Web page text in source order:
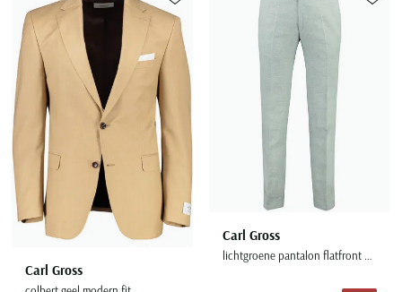
Carl Gross
Toevoegen aan favorieten
Carl Gross
lichtgroene pantalon flatfront model